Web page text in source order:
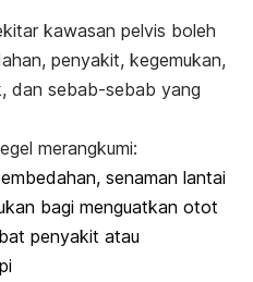
kawasan pelvis boleh
penyakit, kegemukan,
dan sebab-sebab yang
merangkumi:
senaman lantai
bagi menguatkan otot
penyakit atau